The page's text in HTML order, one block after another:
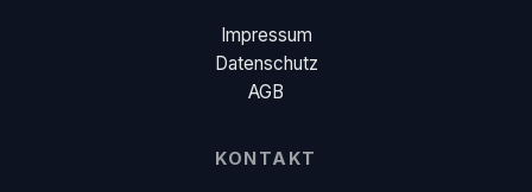
Impressum
Datenschutz
AGB
KONTAKT